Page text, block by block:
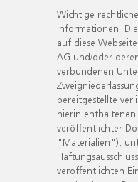
Wichtige
Informationen.
auf diese
AG und/oder
verbundenen
bereitgestellte
hierin
veröffentlichter
"Materialien"),
veröffentlichten